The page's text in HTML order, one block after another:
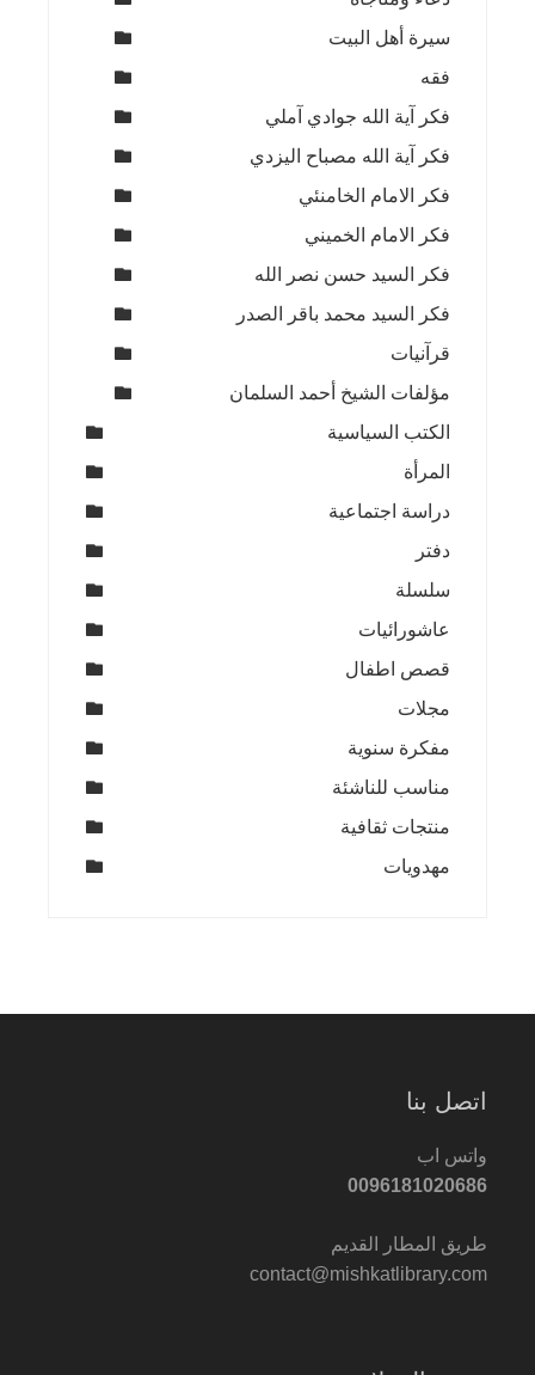
سيرة أهل البيت
فقه
فكر آية الله جوادي آملي
فكر آية الله مصباح اليزدي
فكر الامام الخامنئي
فكر الامام الخميني
فكر السيد حسن نصر الله
فكر السيد محمد باقر الصدر
قرآنيات
مؤلفات الشيخ أحمد السلمان
الكتب السياسية
المرأة
دراسة اجتماعية
دفتر
سلسلة
عاشورائيات
قصص اطفال
مجلات
مفكرة سنوية
مناسب للناشئة
منتجات ثقافية
مهدويات
اتصل بنا
واتس اب
0096181020686
طريق المطار القديم
contact@mishkatlibrary.com